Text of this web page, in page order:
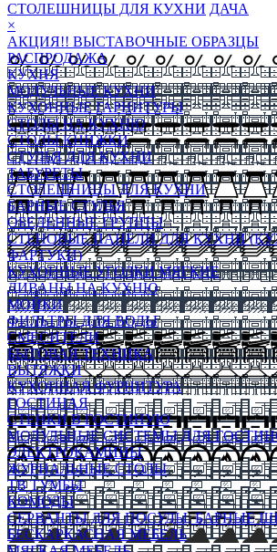
СТОЛЕШНИЦЫ ДЛЯ КУХНИ ДАЧА
×
АКЦИЯ!! ВЫСТАВОЧНЫЕ ОБРАЗЦЫ
РАСПРОДАЖА
КУХНЯ
МОДУЛЬНЫЕ КУХНИ
КУХОННЫЕ ГАРНИТУРЫ
СТОЛЫ НА КУХНЮ
СТОЛЫ КНИЖКИ
СТУЛЬЯ ДЛЯ КУХНИ
ТАБУРЕТЫ
СТОЛЕШНИЦЫ ДЛЯ КУХНИ
БАРНЫЕ СТУЛЬЯ
ОБЕДЕННЫЕ ГРУППЫ
СТЕНОВЫЕ ПАНЕЛИ ДЛЯ КУХНИ
ФАРТУКИ)
КУХОННЫЕ УГОЛКИ МЯГКИЕ
ДИВАНЫ НА КУХНЮ
МОЙКИ
ФИЛЬТРЫ ДЛЯ ВОДЫ
СМЕСИТЕЛИ
БЫТОВАЯ ТЕХНИКА
ВЫТЯЖКИ
КУХОННАЯ ФУРНИТУРА
ГОСТИНАЯ
СТЕНКИ В ГОСТИНУЮ
МОДУЛЬНЫЕ СИСТЕМЫ ДЛЯ
ЭЛЕКТРОКАМИНЫ
ЖУРНАЛЬНЫЕ СТОЛЫ
ТВ ТУМБЫ
КОМОДЫ
СЕРВАНТЫ ДЛЯ ПОСУДЫ, БАРНЫЕ
БЕСКАРКАСНАЯ МЕБЕЛЬ